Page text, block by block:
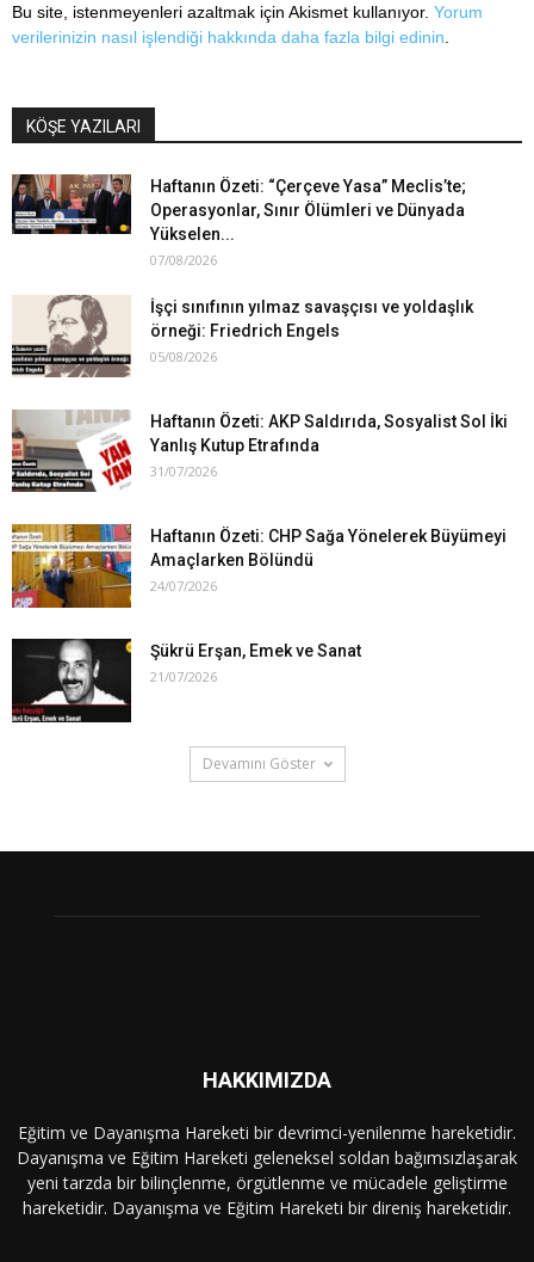
Bu site, istenmeyenleri azaltmak için Akismet kullanıyor. Yorum
verilerinizin nasıl işlendiği hakkında daha fazla bilgi edinin.
KÖŞE YAZILARI
Haftanın Özeti: “Çerçeve Yasa” Meclis’te;
Operasyonlar, Sınır Ölümleri ve Dünyada
Yükselen...
07/08/2026
İşçi sınıfının yılmaz savaşçısı ve yoldaşlık
örneği: Friedrich Engels
05/08/2026
Haftanın Özeti: AKP Saldırıda, Sosyalist Sol İki
Yanlış Kutup Etrafında
31/07/2026
Haftanın Özeti: CHP Sağa Yönelerek Büyümeyi
Amaçlarken Bölündü
24/07/2026
Şükrü Erşan, Emek ve Sanat
21/07/2026
Devamını Göster
HAKKIMIZDA
Eğitim ve Dayanışma Hareketi bir devrimci-yenilenme hareketidir.
Dayanışma ve Eğitim Hareketi geleneksel soldan bağımsızlaşarak
yeni tarzda bir bilinçlenme, örgütlenme ve mücadele geliştirme
hareketidir. Dayanışma ve Eğitim Hareketi bir direniş hareketidir.